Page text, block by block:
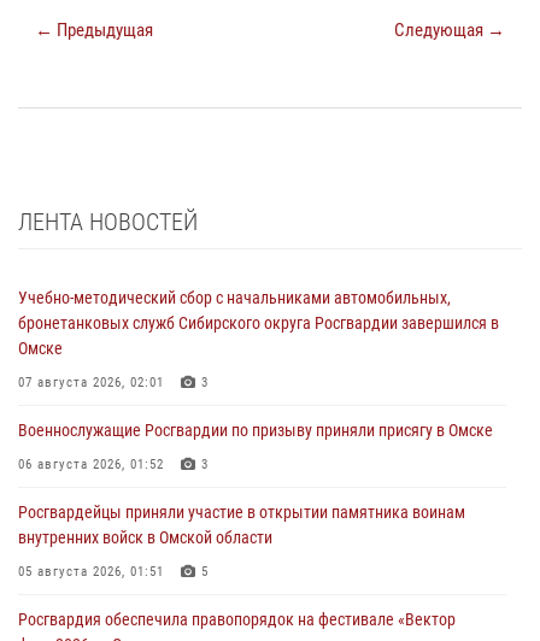
← Предыдущая Следующая →
ЛЕНТА НОВОСТЕЙ
Учебно-методический сбор с начальниками автомобильных,
бронетанковых служб Сибирского округа Росгвардии завершился в
Омске
07 августа 2026, 02:01 3
Военнослужащие Росгвардии по призыву приняли присягу в Омске
06 августа 2026, 01:52 3
Росгвардейцы приняли участие в открытии памятника воинам
внутренних войск в Омской области
05 августа 2026, 01:51 5
Росгвардия обеспечила правопорядок на фестивале «Вектор